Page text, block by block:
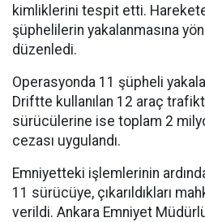
kimliklerini tespit etti.
şüphelilerin yakalanmasına
düzenledi.
Operasyonda 11 şüpheli
Driftte kullanılan 12 araç
sürücülerine ise toplam 2
cezası uygulandı.
Emniyetteki işlemlerinin
11 sürücüye, çıkarıldıkları
verildi. Ankara Emniyet